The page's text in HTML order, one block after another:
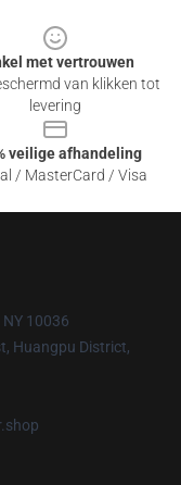
met vertrouwen
van klikken tot
levering
veilige afhandeling
/ MasterCard / Visa
10036
Huangpu District,